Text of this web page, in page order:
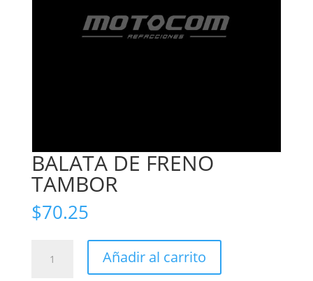
BALATA DE FRENO
TAMBOR
$70.25
Añadir al carrito